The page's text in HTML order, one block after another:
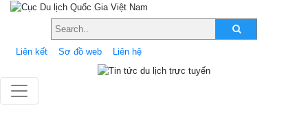
Liên kết Sơ đồ web Liên hệ